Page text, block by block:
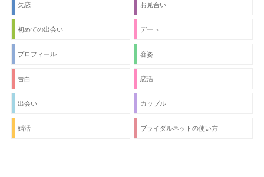
失恋 お見合い
初めての出会い デート
プロフィール 容姿
告白 恋活
出会い カップル
婚活 ブライダルネットの使い方